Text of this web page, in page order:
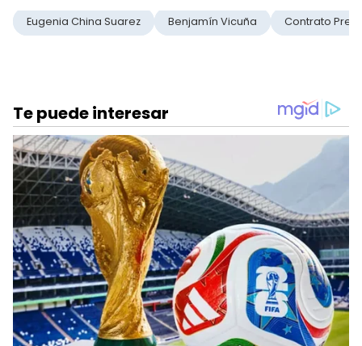
Eugenia China Suarez Benjamín Vicuña Contrato